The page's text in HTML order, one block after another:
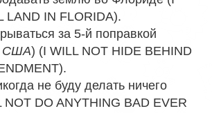
LAND IN FLORIDA).
за 5-й поправкой
США) (I WILL NOT HIDE BEHIND
не буду делать ничего
NOT DO ANYTHING BAD EVER